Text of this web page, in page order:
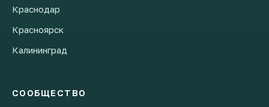
Краснодар
Красноярск
Калининград
СООБЩЕСТВО